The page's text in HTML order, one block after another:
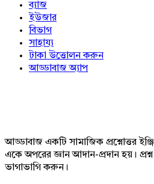
ব্যাজ
ইউজার
বিভাগ
সাহায্য
টাকা উত্তোলন করুন
আড্ডাবাজ অ্যাপ
আড্ডাবাজ একটি সামাজিক প্রশ্নোত্তর
একে অপরের জ্ঞান আদান-প্রদান হয়।
ভাগাভাগি করুন।